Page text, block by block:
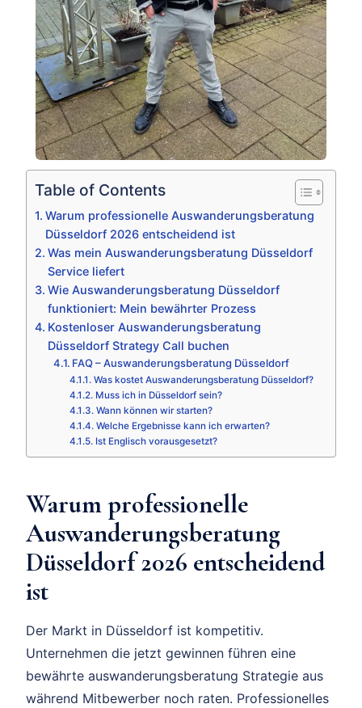
Table of Contents
Warum professionelle Auswanderungsberatung
Düsseldorf 2026 entscheidend ist
Was mein Auswanderungsberatung Düsseldorf
Service liefert
Wie Auswanderungsberatung Düsseldorf
funktioniert: Mein bewährter Prozess
Kostenloser Auswanderungsberatung
Düsseldorf Strategy Call buchen
FAQ – Auswanderungsberatung Düsseldorf
Was kostet Auswanderungsberatung Düsseldorf?
Muss ich in Düsseldorf sein?
Wann können wir starten?
Welche Ergebnisse kann ich erwarten?
Ist Englisch vorausgesetzt?
Warum professionelle
Auswanderungsberatung
Düsseldorf 2026 entscheidend
ist
Der Markt in Düsseldorf ist kompetitiv.
Unternehmen die jetzt gewinnen führen eine
bewährte auswanderungsberatung Strategie aus
während Mitbewerber noch raten. Professionelles